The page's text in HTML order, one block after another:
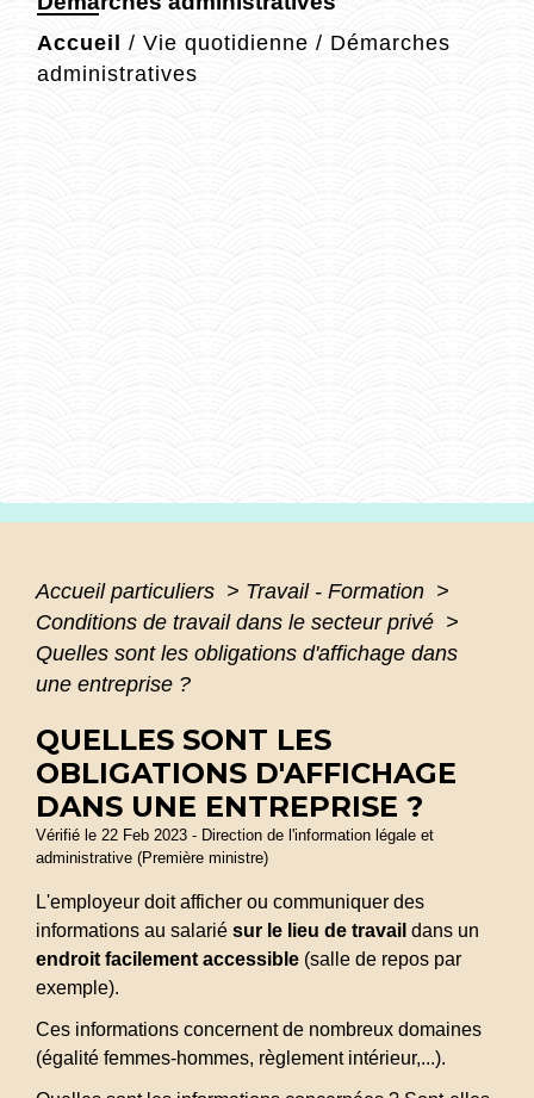
Accueil / Vie quotidienne / Démarches
administratives
Accueil particuliers > Travail - Formation >
Conditions de travail dans le secteur privé >
Quelles sont les obligations d'affichage dans
une entreprise ?
QUELLES SONT LES
OBLIGATIONS D'AFFICHAGE
DANS UNE ENTREPRISE ?
Vérifié le 22 Feb 2023 - Direction de l'information légale et
administrative (Première ministre)
L'employeur doit afficher ou communiquer des
informations au salarié sur le lieu de travail dans un
endroit facilement accessible (salle de repos par
exemple).
Ces informations concernent de nombreux domaines
(égalité femmes-hommes, règlement intérieur,...).